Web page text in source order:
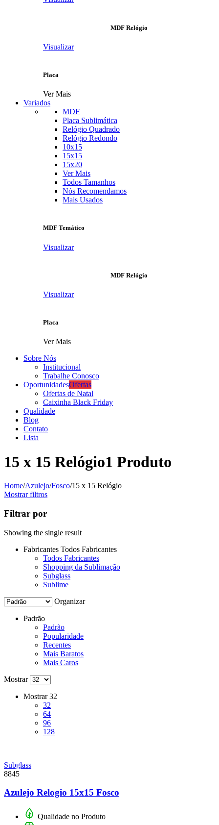
MDF Relógio
Visualizar
Placa
Ver Mais
Variados
MDF
Placa Sublimática
Relógio Quadrado
Relógio Redondo
10x15
15x15
15x20
Ver Mais
Todos Tamanhos
Nós Recomendamos
Mais Usados
MDF Temático
Visualizar
MDF Relógio
Visualizar
Placa
Ver Mais
Sobre Nós
Institucional
Trabalhe Conosco
OportunidadesOfertas
Ofertas de Natal
Caixinha Black Friday
Qualidade
Blog
Contato
Lista
15 x 15 Relógio1 Produto
Home/Azulejo/Fosco/15 x 15 Relógio
Mostrar filtros
Filtrar por
Showing the single result
Fabricantes Todos Fabricantes
Todos Fabricantes
Shopping da Sublimação
Subglass
Sublime
Organizar
Padrão
Padrão
Popularidade
Recentes
Mais Baratos
Mais Caros
Mostrar
Mostrar 32
32
64
96
128
Subglass
8845
Azulejo Relogio 15x15 Fosco
Qualidade no Produto